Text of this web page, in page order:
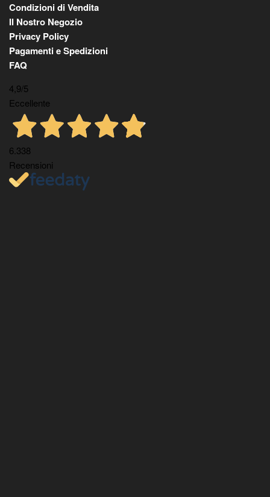
Condizioni di Vendita
Il Nostro Negozio
Privacy Policy
Pagamenti e Spedizioni
FAQ
4,9/5
Eccellente
6.338
Recensioni